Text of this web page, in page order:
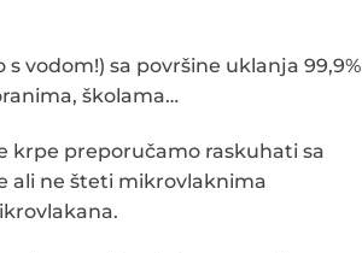
vodom!) sa površine uklanja 99,9%
školama…
krpe preporučamo raskuhati sa
ali ne šteti mikrovlaknima